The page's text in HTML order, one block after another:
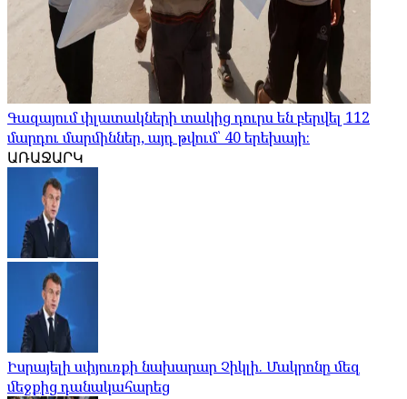
Գազայում փլատակների տակից դուրս են բերվել 112
մարդու մարմիններ, այդ թվում՝ 40 երեխայի։
ԱՌԱՋԱՐԿ
Իսրայելի սփյուռքի նախարար Չիկլի. Մակրոնը մեզ
մեջքից դանակահարեց